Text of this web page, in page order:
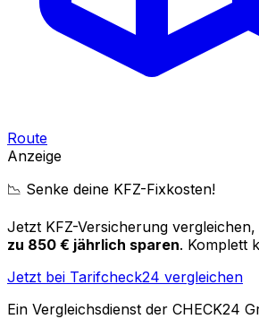
Route
Anzeige
📉 Senke deine KFZ-Fixkosten!
Jetzt KFZ-Versicherung
zu 850 € jährlich sparen. Komplett
Jetzt bei Tarifcheck24 vergleichen
Ein Vergleichsdienst der CHECK24